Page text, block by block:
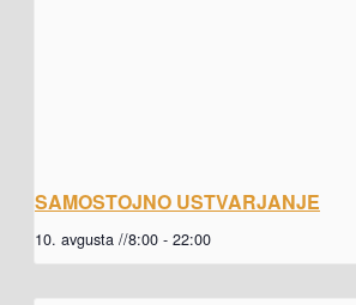
SAMOSTOJNO USTVARJANJE
10. avgusta //8:00 - 22:00